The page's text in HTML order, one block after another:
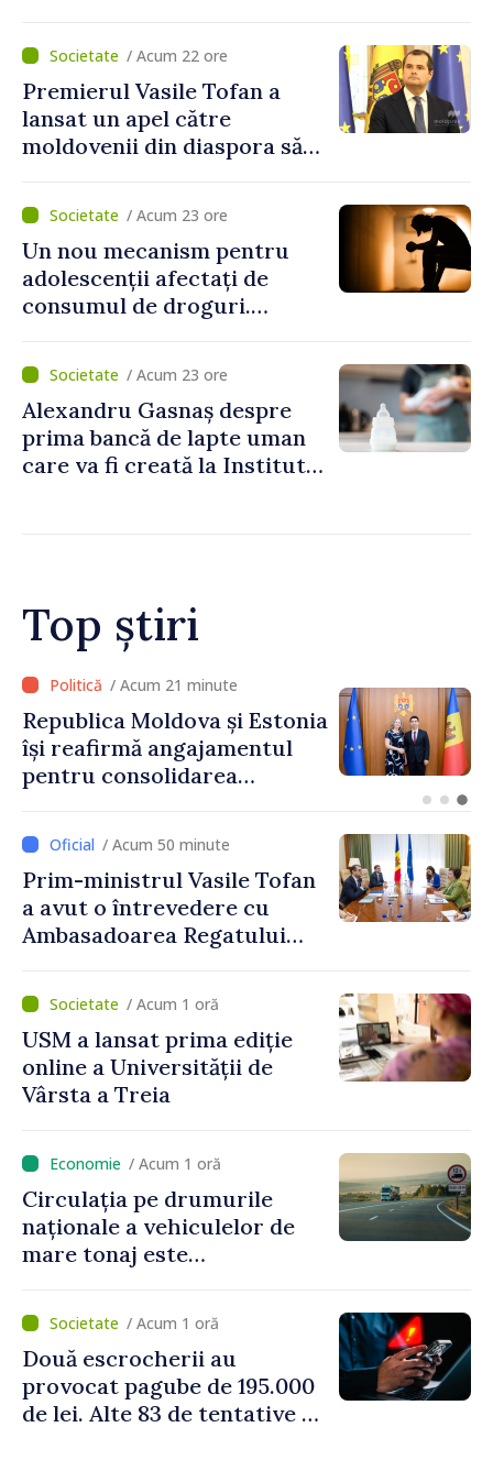
milion de lei
/ Acum 22 ore
Premierul Vasile Tofan a
lansat un apel către
moldovenii din diaspora să
proiectelor de dezvoltare
ale Republicii Moldova
/ Acum 23 ore
Un nou mecanism pentru
adolescenții afectați de
consumul de droguri.
pregătește servicii dedicate
/ Acum 23 ore
Alexandru Gasnaș despre
prima bancă de lapte uman
care va fi creată la Institutul
Top știri
/ Acum 15 minute
Poliția îndeamnă șoferii să
respecte regulile de
circulație în contextul
/ Acum 50 minute
Prim-ministrul Vasile Tofan
a avut o întrevedere cu
Ambasadoarea Regatului
Irlandei de Nord, Fern
Horine
/ Acum 1 oră
USM a lansat prima ediție
online a Universității de
Vârsta a Treia
/ Acum 1 oră
Circulația pe drumurile
naționale a vehiculelor de
mare tonaj este
caniculă
/ Acum 1 oră
Două escrocherii au
provocat pagube de 195.000
de lei. Alte 83 de tentative au